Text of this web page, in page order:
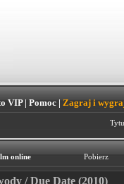
VIP| Pomoc| Zagraj i
online Pobierz
/ Due Date (2010)